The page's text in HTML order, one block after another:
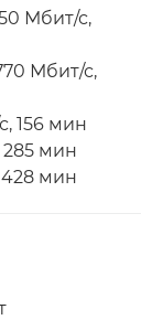
Мбит/с,
Мбит/с,
156 мин
285 мин
428 мин